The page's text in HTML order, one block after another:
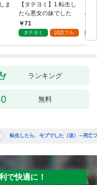
ま
【タテヨミ】1.転生し
たら悪女の妹でした
71
タテヨミ 試読フル
の
ランキング
無料
転生したら、モブでした（涙）～死亡
で快適に！